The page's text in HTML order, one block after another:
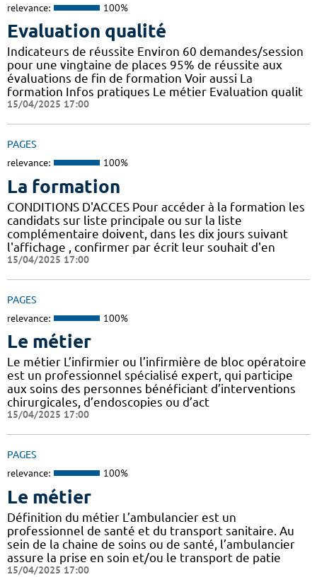
relevance: 100%
Evaluation qualité
Indicateurs de réussite Environ 60 demandes/session
pour une vingtaine de places 95% de réussite aux
évaluations de fin de formation Voir aussi La
formation Infos pratiques Le métier Evaluation qualit
15/04/2025 17:00
PAGES
relevance: 100%
La formation
CONDITIONS D'ACCES Pour accéder à la formation les
candidats sur liste principale ou sur la liste
complémentaire doivent, dans les dix jours suivant
l'affichage , confirmer par écrit leur souhait d'en
15/04/2025 17:00
PAGES
relevance: 100%
Le métier
Le métier L’infirmier ou l’infirmière de bloc opératoire
est un professionnel spécialisé expert, qui participe
aux soins des personnes bénéficiant d’interventions
chirurgicales, d’endoscopies ou d’act
15/04/2025 17:00
PAGES
relevance: 100%
Le métier
Définition du métier L’ambulancier est un
professionnel de santé et du transport sanitaire. Au
sein de la chaine de soins ou de santé, l’ambulancier
assure la prise en soin et/ou le transport de patie
15/04/2025 17:00